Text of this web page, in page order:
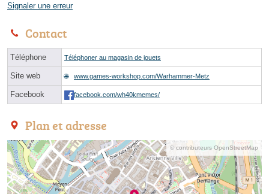
Signaler une erreur
Contact
Téléphone Téléphoner au magasin de jouets
Site web www.games-workshop.com/Warhammer-Metz
Facebook facebook.com/wh40kmemes/
Plan et adresse
© contributeurs OpenStreetMap